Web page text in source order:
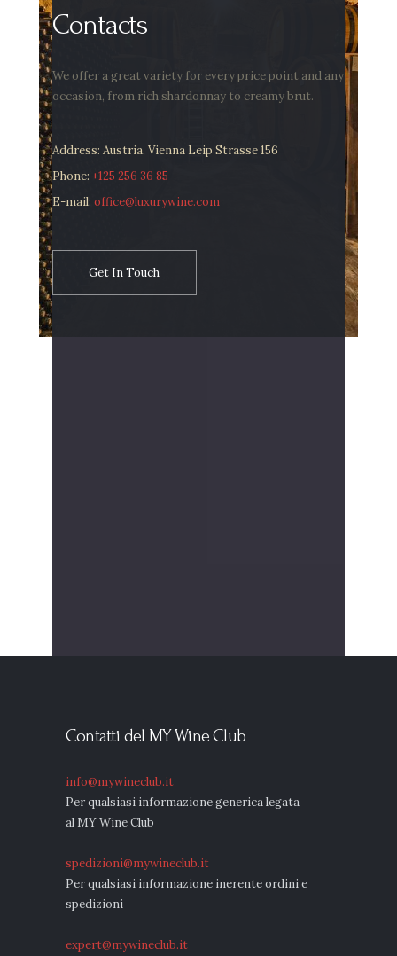
Contacts
We offer a great variety for every price point and any
occasion, from rich shardonnay to creamy brut.
Address: Austria, Vienna Leip Strasse 156
Phone: +125 256 36 85
E-mail: office@luxurywine.com
Get In Touch
Contatti del MY Wine Club
info@mywineclub.it
Per qualsiasi informazione generica legata
al MY Wine Club
spedizioni@mywineclub.it
Per qualsiasi informazione inerente ordini e
spedizioni
expert@mywineclub.it